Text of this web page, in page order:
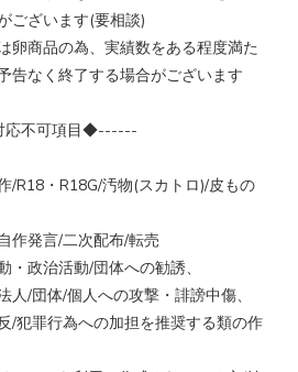
ございます(要相談)
卵商品の為、実績数をある程度満た
告なく終了する場合がございます
不可項目◆------
/R18・R18G/汚物(スカトロ)/皮もの
作発言/二次配布/転売
・政治活動/団体への勧誘、
人/団体/個人への攻撃・誹謗中傷、
/犯罪行為への加担を推奨する類の作